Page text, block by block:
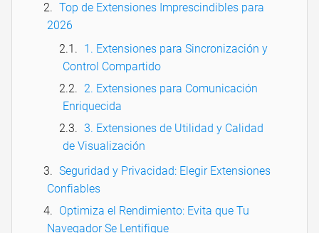
Top de Extensiones Imprescindibles para
2026
1. Extensiones para Sincronización y
Control Compartido
2. Extensiones para Comunicación
Enriquecida
3. Extensiones de Utilidad y Calidad
de Visualización
Seguridad y Privacidad: Elegir Extensiones
Confiables
Optimiza el Rendimiento: Evita que Tu
Navegador Se Lentifique